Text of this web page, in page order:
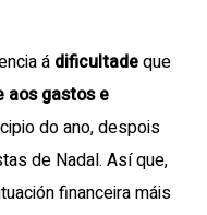
á dificultadeque
gastos e
do ano, despois
de Nadal. Así que,
financeira máis